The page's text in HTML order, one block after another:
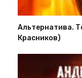
Альтернатива.
Красников)